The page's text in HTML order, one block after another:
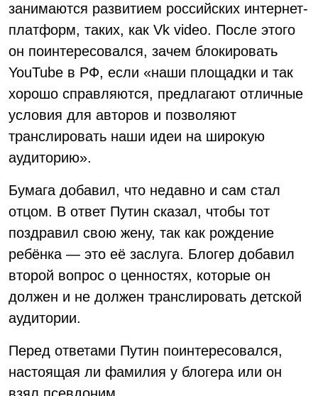
занимаются развитием российских интернет-
платформ, таких, как Vk video. После этого
он поинтересовался, зачем блокировать
YouTube в РФ, если «наши площадки и так
хорошо справляются, предлагают отличные
условия для авторов и позволяют
транслировать наши идеи на широкую
аудиторию».
Бумага добавил, что недавно и сам стал
отцом. В ответ Путин сказал, чтобы тот
поздравил свою жену, так как рождение
ребёнка — это её заслуга. Блогер добавил
второй вопрос о ценностях, которые он
должен и не должен транслировать детской
аудитории.
Перед ответами Путин поинтересовался,
настоящая ли фамилия у блогера или он